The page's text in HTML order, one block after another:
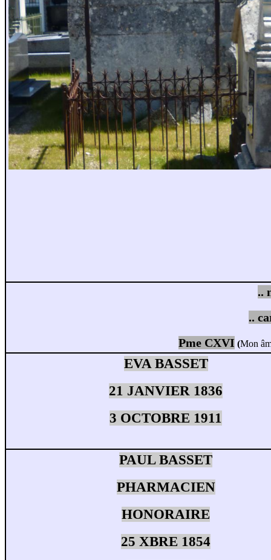
..
..
Pme CXVI (Mon
EVA BASSET
21 JANVIER 1836
3 OCTOBRE 1911
PAUL BASSET
PHARMACIEN
HONORAIRE
25 XBRE 1854